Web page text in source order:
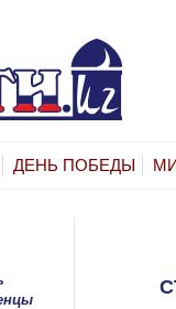
ДЕНЬ ПОБЕДЫ